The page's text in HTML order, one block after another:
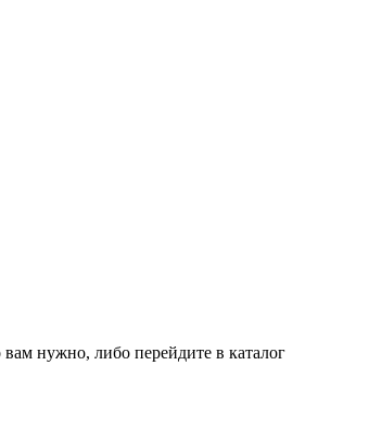
нужно, либо перейдите в каталог